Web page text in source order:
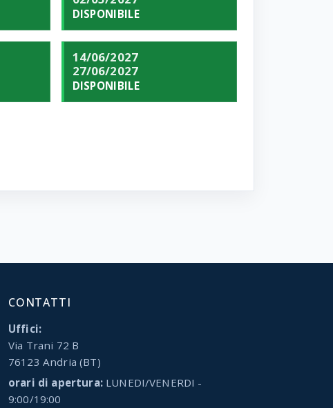
DISPONIBILE
14/06/2027
27/06/2027
DISPONIBILE
CONTATTI
Uffici:
Via Trani 72 B
76123 Andria (BT)
orari di apertura:LUNEDI/VENERDI -
9:00/19:00